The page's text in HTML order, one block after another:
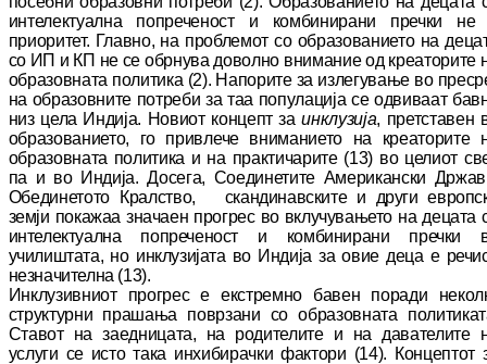
интелектуална попреченост и комбинирани пречки не
приоритет. Главно, на проблемот со образованието на деца
со ИП и КП не се обрнува доволно внимание од креаторите
образовната политика (2). Напорите за излегување во
на образовните потреби за таа популација се одвиваат бав
низ цела Индија. Новиот концепт заинклузија, претставен
образованието, го привлече вниманието на креаторите
образовната политика и на практичарите (13) во целиот
па и во Индија. Досега, Соединетите Американски
Обединетото Кралство, скандинавските и други
земји покажаа значаен прогрес во вклучувањето на децата
интелектуална попреченост и комбинирани пречки
училиштата, но инклузијата во Индија за овие деца е
незначителна (13).
Инклузивниот прогрес е екстремно бавен поради
структурни прашања поврзани со образовната
Ставот на заедницата, на родителите и на давателите
услуги се исто така инхибирачки фактори (14). Концептот